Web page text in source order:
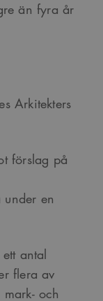
än fyra år
Arkitekters
förslag på
under en
antal
flera av
och